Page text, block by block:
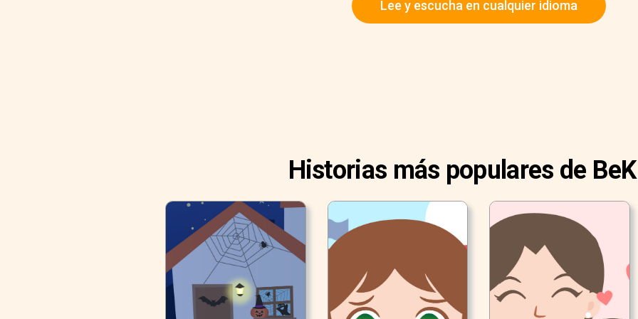
Lee y escucha en cualquier idioma
Historias más populares de